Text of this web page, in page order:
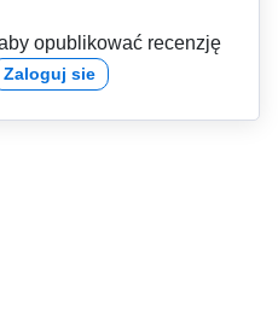
opublikować recenzję
Zaloguj sie